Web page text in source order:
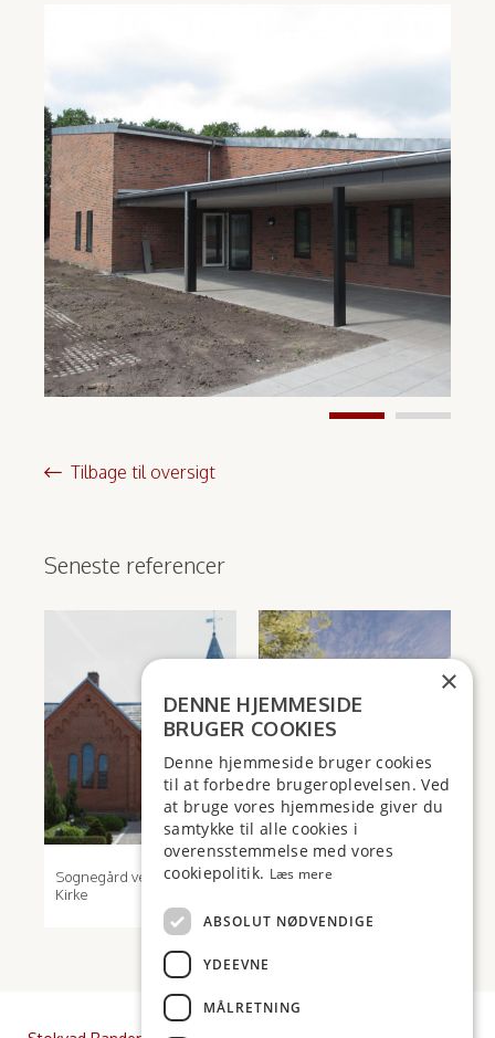
Tilbage til oversigt
Seneste referencer
Sognegård ved Voel
Kirke
Dronningborghallen
×
DENNE HJEMMESIDE
BRUGER COOKIES
Denne hjemmeside bruger cookies
til at forbedre brugeroplevelsen. Ved
at bruge vores hjemmeside giver du
samtykke til alle cookies i
overensstemmelse med vores
cookiepolitik. Læs mere
ABSOLUT NØDVENDIGE
YDEEVNE
MÅLRETNING